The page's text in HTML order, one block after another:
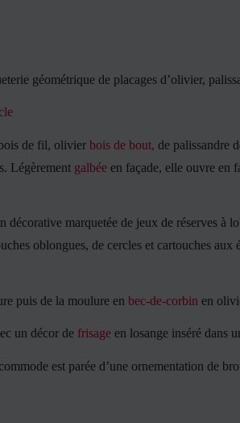
géométrique de placages d’olivier,
de fil, olivier bois de bout, de palissandre
Légèrement galbée en façade, elle ouvre en
décorative marquetée de jeux de réserves à
oblongues, de cercles et cartouches
puis de la moulure en bec-de-corbin en
un décor de frisage en losange inséré dans
est parée d’une ornementation de